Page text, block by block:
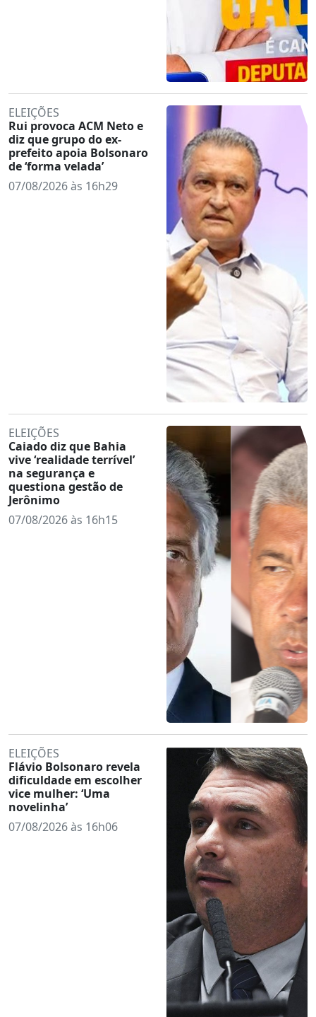
ELEIÇÕES
Rui provoca ACM Neto e
diz que grupo do ex-
prefeito apoia Bolsonaro
de ‘forma velada’
07/08/2026 às 16h29
ELEIÇÕES
Caiado diz que Bahia
vive ‘realidade terrível’
na segurança e
questiona gestão de
Jerônimo
07/08/2026 às 16h15
ELEIÇÕES
Flávio Bolsonaro revela
dificuldade em escolher
vice mulher: ‘Uma
novelinha’
07/08/2026 às 16h06